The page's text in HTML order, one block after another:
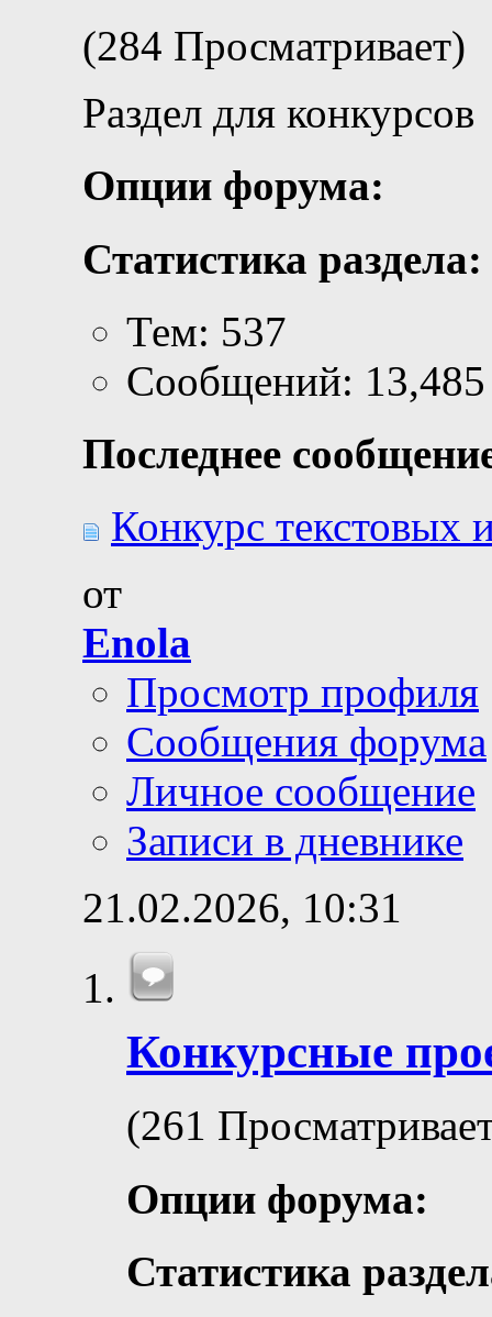
(284 Просматривает)
Раздел для конкурсов
Опции форума:
Статистика раздела:
Тем: 537
Сообщений: 13,485
Последнее
Конкурс текстовых
от
Enola
Просмотр профиля
Сообщения форума
Личное сообщение
Записи в дневнике
21.02.2026, 10:31
Конкурсные
(261
Опции форума:
Статистика